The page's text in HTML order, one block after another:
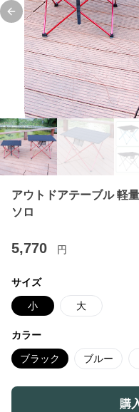
Previous slide
アウトドアテーブル 軽
ソロ
5,770 円
サイズ
小 大
カラー
ブラック ブルー
購